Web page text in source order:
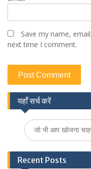
Save my name,
next time I comment.
यहाँ सर्च करें
Search
for:
Recent Posts